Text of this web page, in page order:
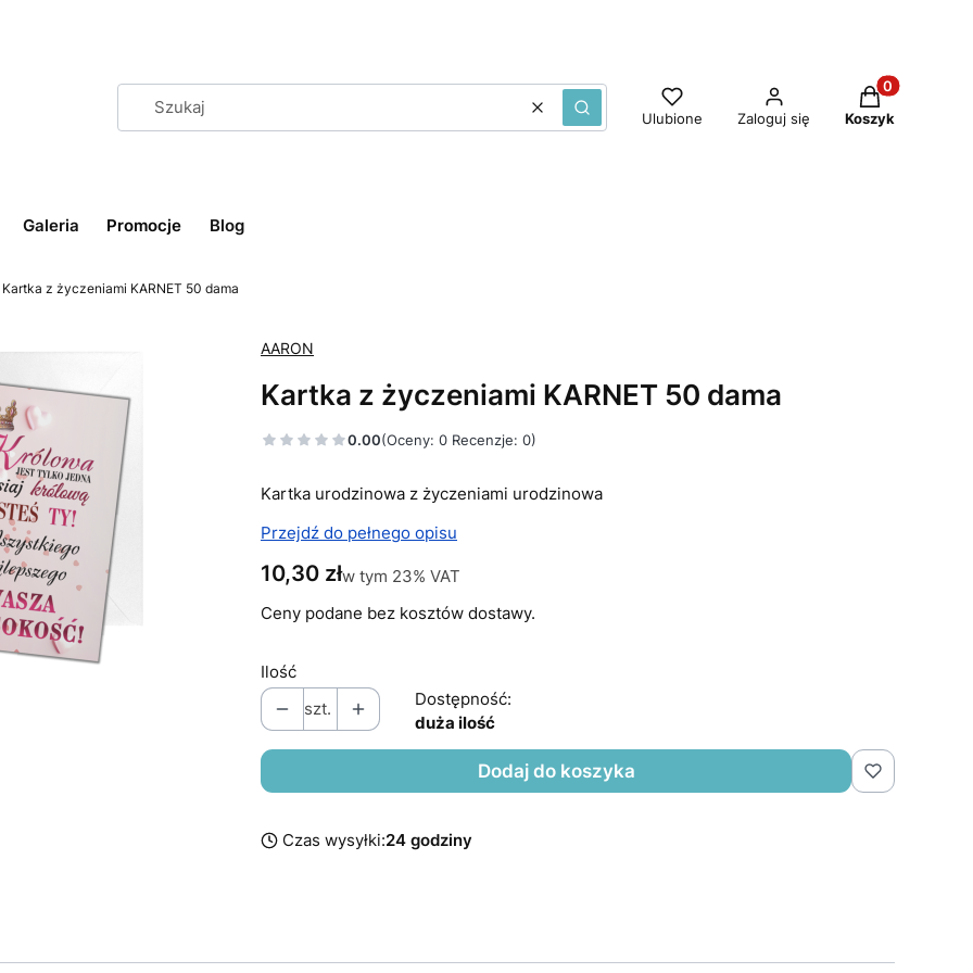
WyczyśćSzukaj Ulubione Zaloguj się
Produkty w
Koszyk
Galeria Promocje Blog
Kartka z życzeniami KARNET 50 dama
AARON
Kartka z życzeniami KARNET 50 dama
0.00(Oceny: 0 Recenzje: 0)
Kartka urodzinowa z życzeniami urodzinowa
Przejdź do pełnego opisu
Cena
10,30 złw tym 23% VAT
w tym 23% VAT
Ceny podane bez kosztów dostawy.
Ilość
szt.
Dostępność:
duża ilość
Dodaj do koszyka
Czas wysyłki:24 godziny